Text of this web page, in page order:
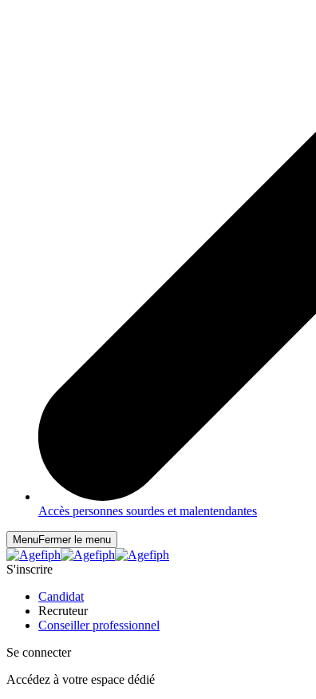
Accès personnes sourdes et malentendantes
MenuFermer le menu
S'inscrire
Candidat
Recruteur
Conseiller professionnel
Se connecter
Accédez à votre espace dédié